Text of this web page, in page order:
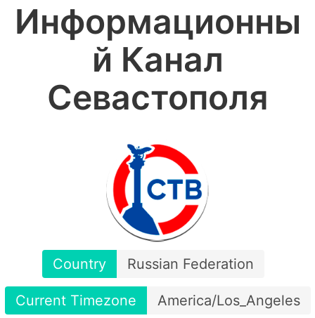
Информационны
й Канал
Севастополя
Country Russian Federation
Current Timezone America/Los_Angeles